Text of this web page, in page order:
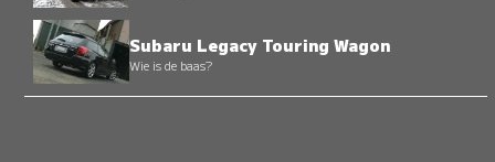
Subaru Legacy Touring Wagon
Wie is de baas?